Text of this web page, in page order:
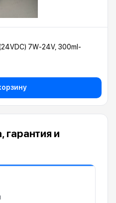
7W-24V, 300ml-
гарантия и